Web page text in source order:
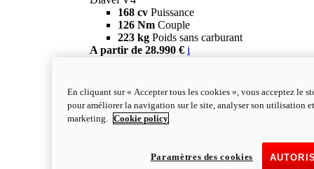
168 cv Puissance
126 Nm Couple
223 kg Poids sans carburant
A partir de 28.990 € i
Diavel V4 RS
182 chPUISSANCE
120 NmCOUPLE
Configurateur En savoir plus
En cliquant sur « Accepter tous les cookies », vous acceptez le
pour améliorer la navigation sur le site, analyser son utilisation
marketing.
Cookie policy
Paramètres des cookies